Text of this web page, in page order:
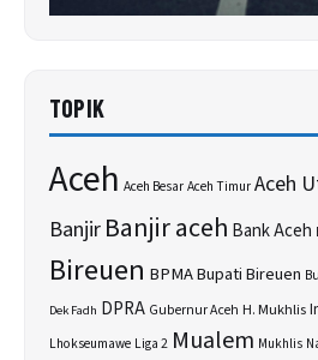
TOPIK
Aceh Aceh BesarAceh TimurAceh
BanjirBanjir aceh Bank Aceh
Bireuen BPMABupati Bireuen
Dek Fadh DPRA Gubernur Aceh H. Mukhlis
Lhokseumawe Liga 2 Mualem Mukhlis